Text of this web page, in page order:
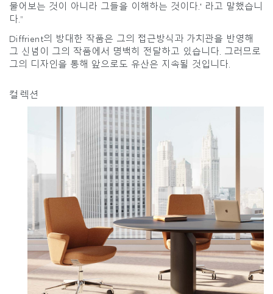
물어보는 것이 아니라 그들을 이해하는 것이다.' 라고 말했습니
다.”
Diffrient의 방대한 작품은 그의 접근방식과 가치관을 반영해
그 신념이 그의 작품에서 명백히 전달하고 있습니다. 그러므로
그의 디자인을 통해 앞으로도 유산은 지속될 것입니다.
컬렉션